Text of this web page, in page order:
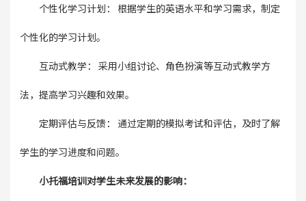
个性化学习计划： 根据学生的英语水平和学习需求，制定
个性化的学习计划。
互动式教学： 采用小组讨论、角色扮演等互动式教学方
法，提高学习兴趣和效果。
定期评估与反馈： 通过定期的模拟考试和评估，及时了解
学生的学习进度和问题。
小托福培训对学生未来发展的影响：